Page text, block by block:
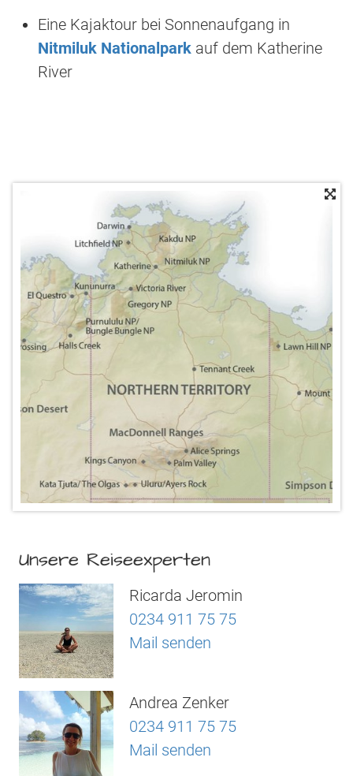
Eine Kajaktour bei Sonnenaufgang in
Nitmiluk Nationalpark auf dem Katherine
River
Unsere Reiseexperten
Ricarda Jeromin
0234 911 75 75
Mail senden
Andrea Zenker
0234 911 75 75
Mail senden